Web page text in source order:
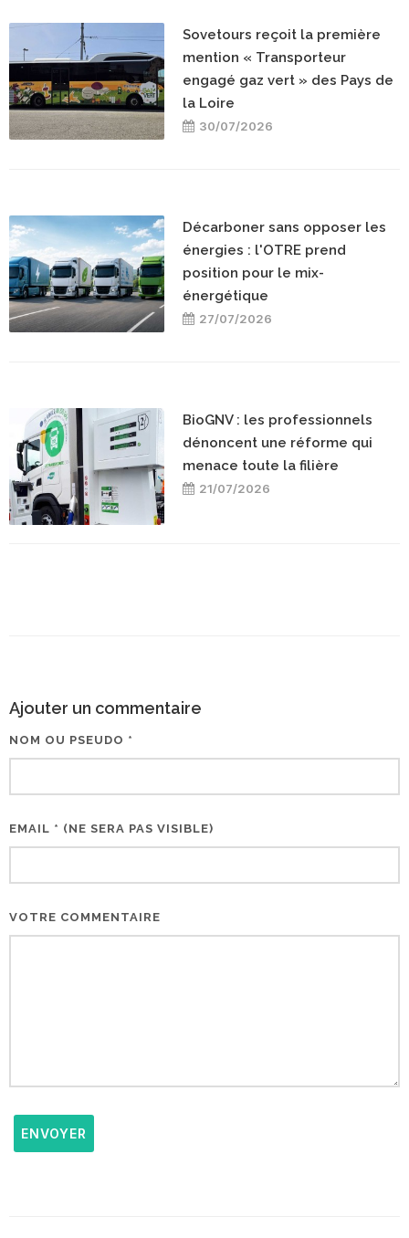
Sovetours reçoit la première
mention « Transporteur
engagé gaz vert » des Pays de
la Loire
30/07/2026
Décarboner sans opposer les
énergies : l'OTRE prend
position pour le mix-
énergétique
27/07/2026
BioGNV : les professionnels
dénoncent une réforme qui
menace toute la filière
21/07/2026
Ajouter un commentaire
NOM OU PSEUDO *
EMAIL * (NE SERA PAS VISIBLE)
VOTRE COMMENTAIRE
ENVOYER